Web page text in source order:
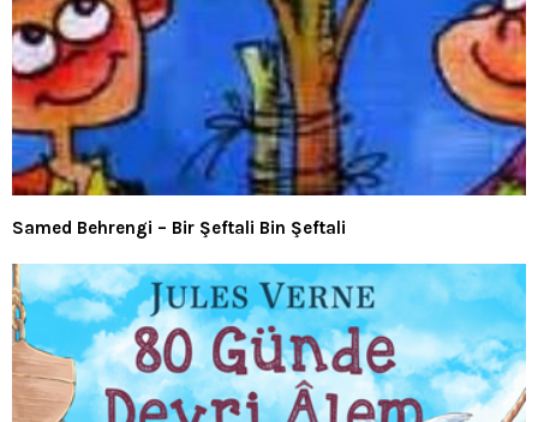
Samed Behrengi – Bir Şeftali Bin Şeftali